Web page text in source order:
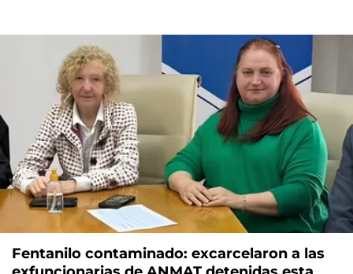
Fentanilo contaminado: excarcelaron a las